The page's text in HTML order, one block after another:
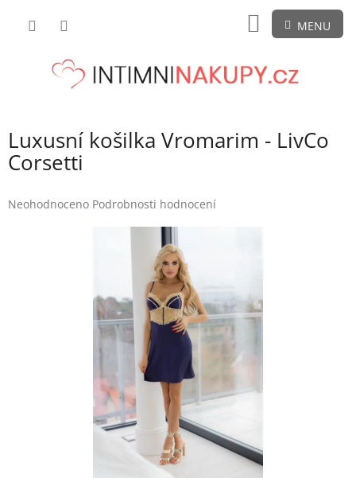
NÁKUPNÍ
KOŠÍK
Luxusní košilka Vromarim - LivCo
Corsetti
Průměrné
Neohodnoceno Podrobnosti hodnocení